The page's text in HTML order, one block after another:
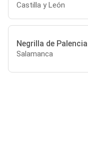
Castilla y León
Negrilla de Palencia
Salamanca